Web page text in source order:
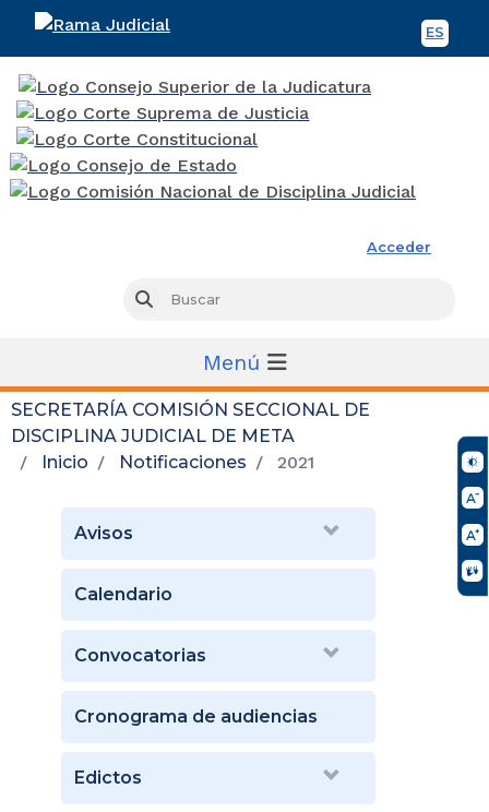
ES
Acceder
Buscar
Menú
SECRETARÍA COMISIÓN SECCIONAL DE
DISCIPLINA JUDICIAL DE META
Inicio
Notificaciones 2021
Avisos
Calendario
Convocatorias
Cronograma de audiencias
Edictos